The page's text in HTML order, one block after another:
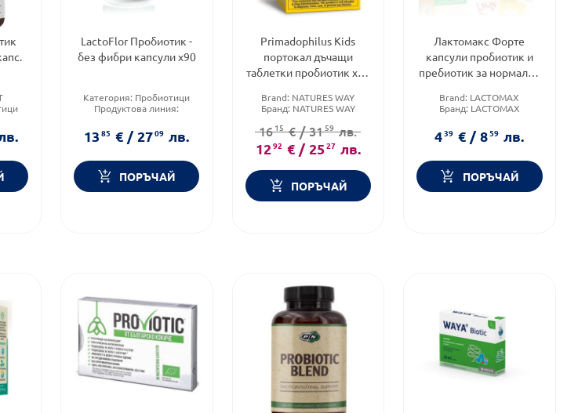
LactoFlor Пробиотик -
без фибри капсули х90
Категория: Пробиотици
Продуктова линия:
Форма на продукта:
1385 € / 2709 лв.
ПОРЪЧАЙ
Primadophilus Kids
портокал дъчащи
таблeтки пробиотик х30
Brand: NATURES WAY
Бранд: NATURES WAY
желирани таблетки
1615 € / 3159 лв.
1292 € / 2527 лв.
ПОРЪЧАЙ
Лактомакс Форте
капсули пробиотик и
пребиотик за нормална
Brand: LACTOMAX
Бранд: LACTOMAX
439 € / 859 лв.
ПОРЪЧАЙ